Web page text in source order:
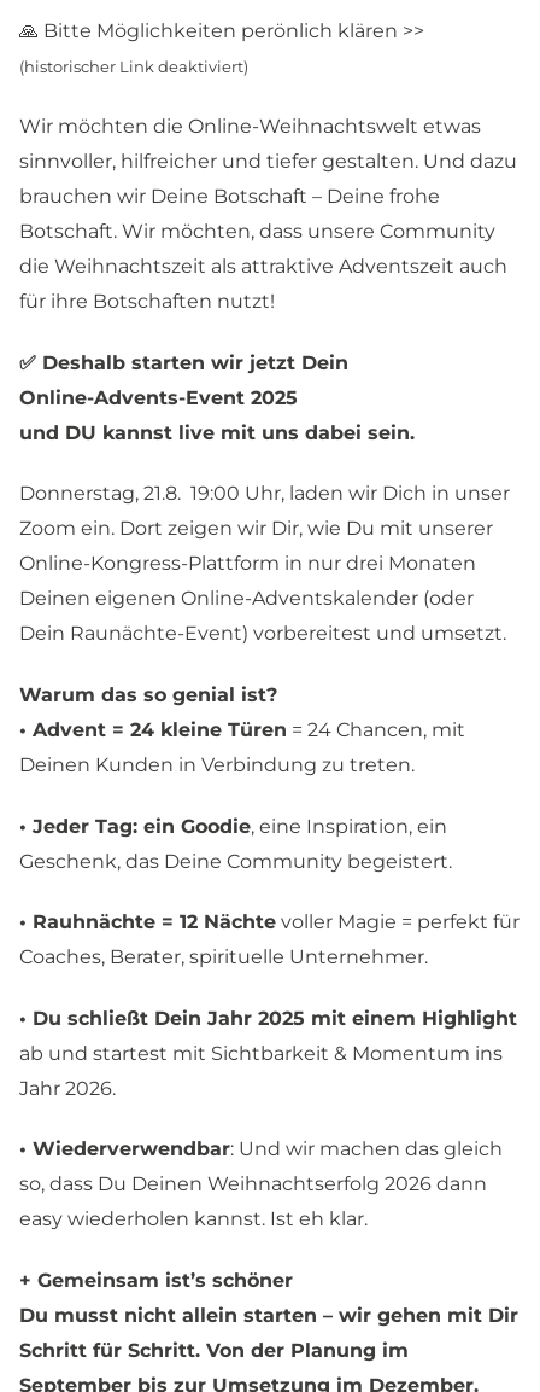
🙏 Bitte Möglichkeiten perönlich klären >>
(historischer Link deaktiviert)
Wir möchten die Online-Weihnachtswelt etwas
sinnvoller, hilfreicher und tiefer gestalten. Und dazu
brauchen wir Deine Botschaft – Deine frohe
Botschaft. Wir möchten, dass unsere Community
die Weihnachtszeit als attraktive Adventszeit auch
für ihre Botschaften nutzt!
✅ Deshalb starten wir jetzt Dein
Online-Advents-Event 2025
und DU kannst live mit uns dabei sein.
Donnerstag, 21.8. 19:00 Uhr, laden wir Dich in unser
Zoom ein. Dort zeigen wir Dir, wie Du mit unserer
Online-Kongress-Plattform in nur drei Monaten
Deinen eigenen Online-Adventskalender (oder
Dein Raunächte-Event) vorbereitest und umsetzt.
Warum das so genial ist?
• Advent = 24 kleine Türen = 24 Chancen, mit
Deinen Kunden in Verbindung zu treten.
• Jeder Tag: ein Goodie, eine Inspiration, ein
Geschenk, das Deine Community begeistert.
• Rauhnächte = 12 Nächte voller Magie = perfekt für
Coaches, Berater, spirituelle Unternehmer.
• Du schließt Dein Jahr 2025 mit einem Highlight
ab und startest mit Sichtbarkeit & Momentum ins
Jahr 2026.
• Wiederverwendbar: Und wir machen das gleich
so, dass Du Deinen Weihnachtserfolg 2026 dann
easy wiederholen kannst. Ist eh klar.
+ Gemeinsam ist’s schöner
Du musst nicht allein starten – wir gehen mit Dir
Schritt für Schritt. Von der Planung im
September bis zur Umsetzung im Dezember.